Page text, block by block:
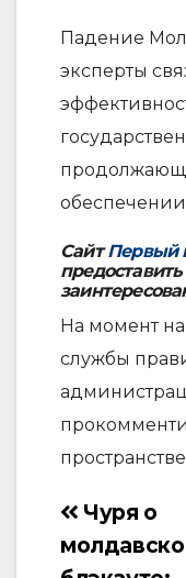
Падение
эксперты
обеспечении
СайтПервый
На момент
службы
Навигация
по
Чуря о